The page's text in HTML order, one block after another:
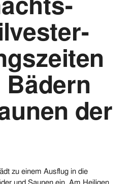
Bädern
der
zu einem Ausflug in die